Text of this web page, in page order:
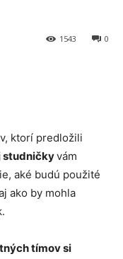
0
1543
ktorí predložili
studničkyvám
aké budú použité
ako by mohla
tímov si